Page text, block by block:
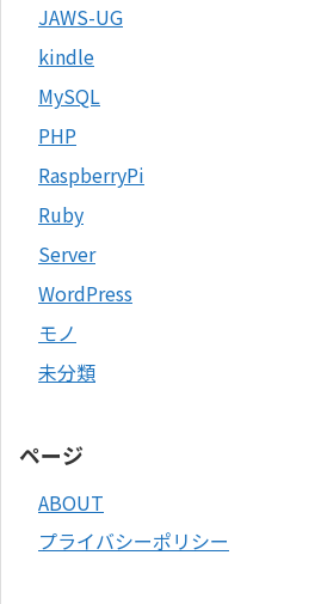
JAWS-UG
kindle
MySQL
PHP
RaspberryPi
Ruby
Server
WordPress
モノ
未分類
ページ
ABOUT
プライバシーポリシー